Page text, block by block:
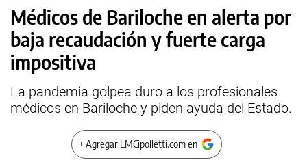
Médicos de Bariloche en alerta por
baja recaudación y fuerte carga
impositiva
La pandemia golpea duro a los profesionales
médicos en Bariloche y piden ayuda del Estado.
+ Agregar LMCipolletti.com en